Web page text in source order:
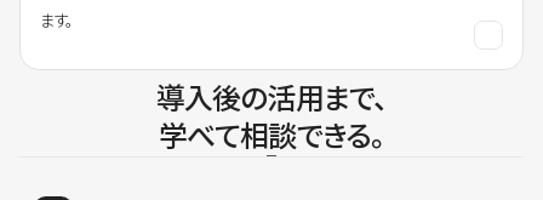
ます。
導入後の活用まで、
学べて相談できる。